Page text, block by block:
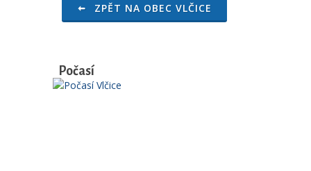
ZPĚT NA OBEC VLČICE
Počasí